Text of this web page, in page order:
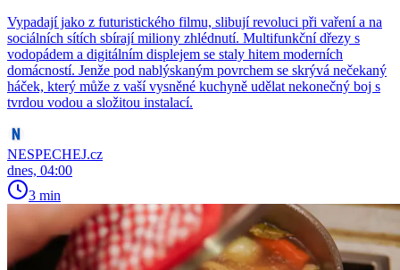
Vypadají jako z futuristického filmu, slibují revoluci při vaření a na
sociálních sítích sbírají miliony zhlédnutí. Multifunkční dřezy s
vodopádem a digitálním displejem se staly hitem moderních
domácností. Jenže pod nablýskaným povrchem se skrývá nečekaný
háček, který může z vaší vysněné kuchyně udělat nekonečný boj s
tvrdou vodou a složitou instalací.
NESPECHEJ.cz
dnes, 04:00
3 min